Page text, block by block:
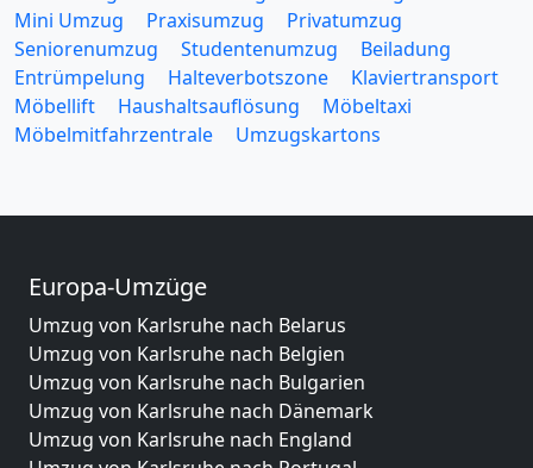
Mini Umzug
Praxisumzug
Privatumzug
Seniorenumzug
Studentenumzug
Beiladung
Entrümpelung
Halteverbotszone
Klaviertransport
Möbellift
Haushaltsauflösung
Möbeltaxi
Möbelmitfahrzentrale
Umzugskartons
Europa-Umzüge
Umzug von Karlsruhe nach Belarus
Umzug von Karlsruhe nach Belgien
Umzug von Karlsruhe nach Bulgarien
Umzug von Karlsruhe nach Dänemark
Umzug von Karlsruhe nach England